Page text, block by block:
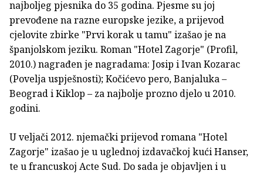
najboljeg pjesnika do 35 godina. Pjesme su joj
prevođene na razne europske jezike, a prijevod
cjelovite zbirke "Prvi korak u tamu" izašao je na
španjolskom jeziku. Roman "Hotel Zagorje" (Profil,
2010.) nagrađen je nagradama: Josip i Ivan Kozarac
(Povelja uspješnosti); Kočićevo pero, Banjaluka –
Beograd i Kiklop – za najbolje prozno djelo u 2010.
godini.
U veljači 2012. njemački prijevod romana "Hotel
Zagorje" izašao je u uglednoj izdavačkoj kući Hanser,
te u francuskoj Acte Sud. Do sada je objavljen i u